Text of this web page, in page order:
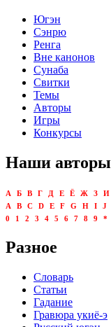
Югэн
Сэнрю
Ренга
Вне канонов
Сунаба
Свитки
Темы
Авторы
Игры
Конкурсы
Наши авторы
А Б В Г Д Е Ё Ж З И
A
B C D E F G H I J
0
1 2 3 4 5 6 7 8 9 *
Разное
Словарь
Статьи
Гадание
Гравюра укиё-э